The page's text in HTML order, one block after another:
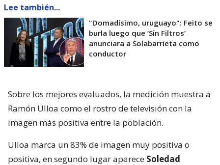
Lee también...
"Domadísimo, uruguayo": Feito se
burla luego que ’Sin Filtros’
anunciara a Solabarrieta como
conductor
Sobre los mejores evaluados, la medición muestra a
Ramón Ulloa como el rostro de televisión con la
imagen más positiva entre la población.
Ulloa marca un 83% de imagen muy positiva o
positiva, en segundo lugar aparece Soledad